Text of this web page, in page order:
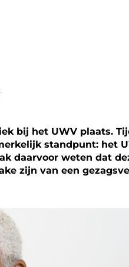
bij het UWV plaats.
standpunt: het
daarvoor weten dat
zijn van een